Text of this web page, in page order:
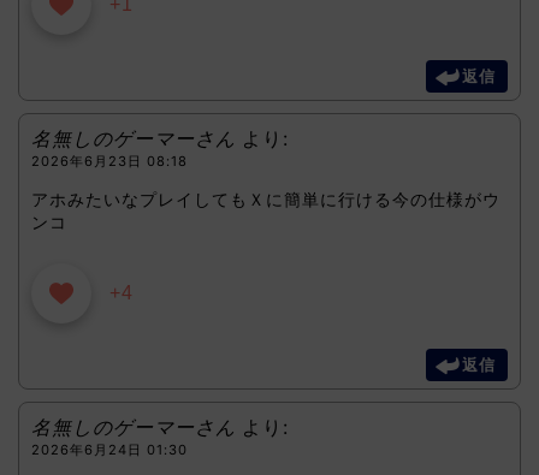
+1
返信
名無しのゲーマーさん より:
2026年6月23日 08:18
アホみたいなプレイしてもＸに簡単に行ける今の仕様がウ
ンコ
+4
返信
名無しのゲーマーさん より:
2026年6月24日 01:30